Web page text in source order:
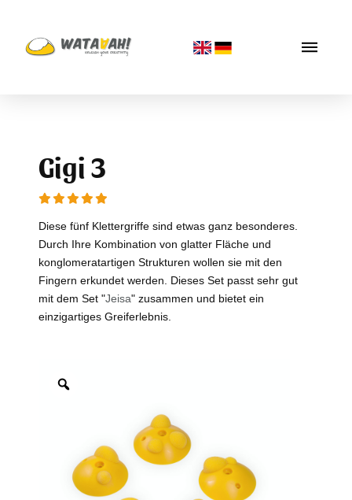
Gigi 3
Diese fünf Klettergriffe sind etwas ganz besonderes.
Durch Ihre Kombination von glatter Fläche und
konglomeratartigen Strukturen wollen sie mit den
Fingern erkundet werden. Dieses Set passt sehr gut
mit dem Set "Jeisa" zusammen und bietet ein
einzigartiges Greiferlebnis.